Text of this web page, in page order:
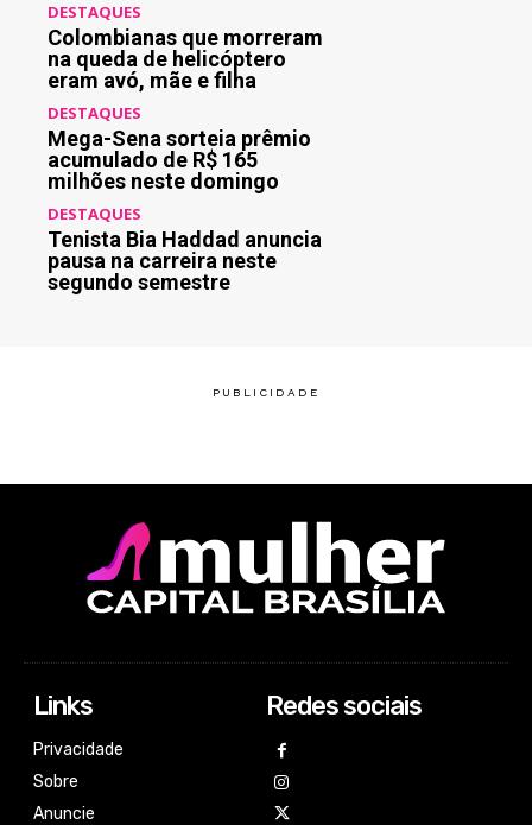
DESTAQUES
Colombianas que morreram
na queda de helicóptero
eram avó, mãe e filha
DESTAQUES
Mega-Sena sorteia prêmio
acumulado de R$ 165
milhões neste domingo
DESTAQUES
Tenista Bia Haddad anuncia
pausa na carreira neste
segundo semestre
Links
Privacidade
Sobre
Anuncie
Redes sociais